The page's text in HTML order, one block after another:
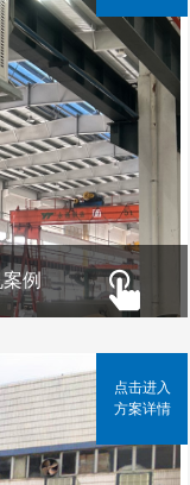
例
点击进入
方案详情